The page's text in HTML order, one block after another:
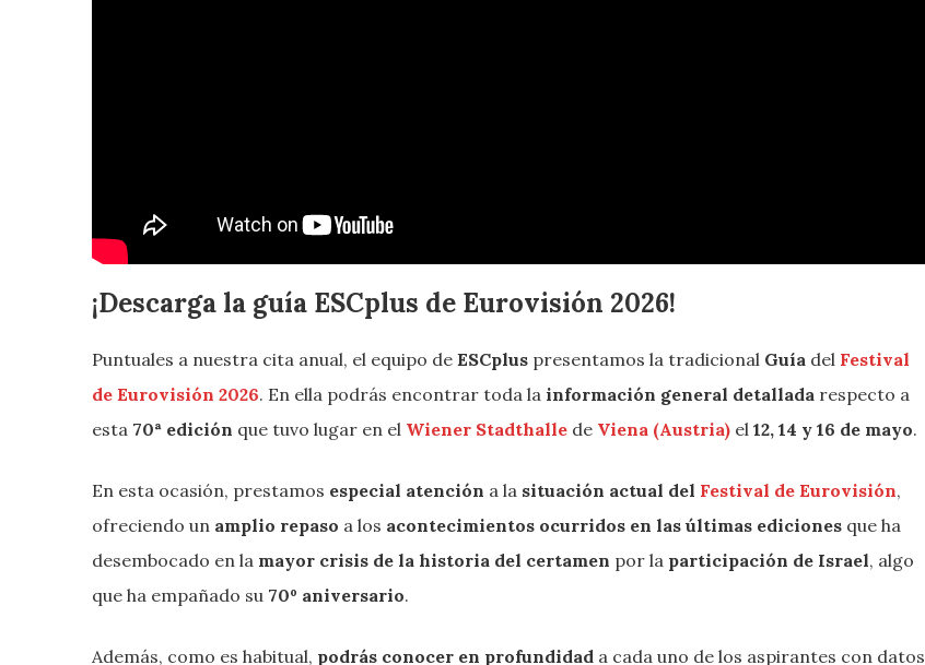
¡Descarga la guía ESCplus de Eurovisión 2026!
Puntuales a nuestra cita anual, el equipo de ESCplus presentamos la tradicional Guía del Festival
de Eurovisión 2026. En ella podrás encontrar toda la información general detallada respecto a
esta 70ª edición que tuvo lugar en el Wiener Stadthalle de Viena (Austria) el 12, 14 y 16 de mayo.
En esta ocasión, prestamos especial atención a la situación actual del Festival de Eurovisión,
ofreciendo un amplio repaso a los acontecimientos ocurridos en las últimas ediciones que ha
desembocado en la mayor crisis de la historia del certamen por la participación de Israel, algo
que ha empañado su 70º aniversario.
Además, como es habitual, podrás conocer en profundidad a cada uno de los aspirantes con datos